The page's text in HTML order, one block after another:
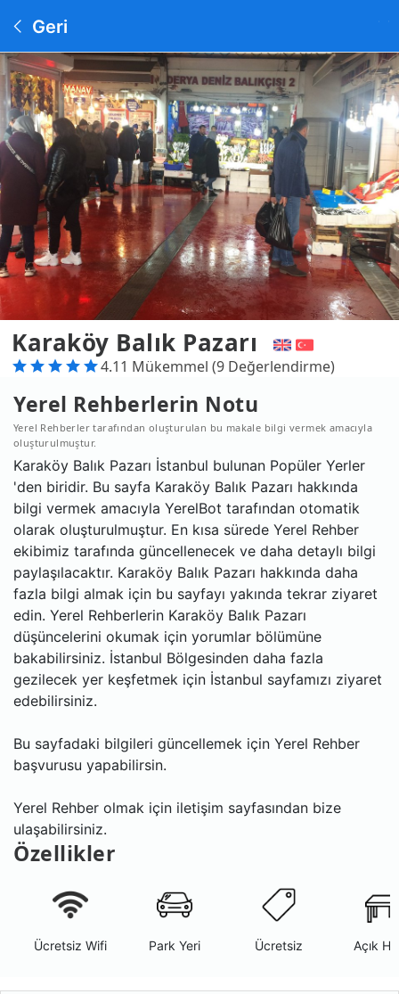
Geri
Karaköy Balık Pazarı
4.11 Mükemmel (9 Değerlendirme)
Yerel Rehberlerin Notu
Yerel Rehberler tarafından oluşturulan bu makale bilgi vermek amacıyla
oluşturulmuştur.
Karaköy Balık Pazarı İstanbul bulunan Popüler Yerler
'den biridir. Bu sayfa Karaköy Balık Pazarı hakkında
bilgi vermek amacıyla YerelBot tarafından otomatik
olarak oluşturulmuştur. En kısa sürede Yerel Rehber
ekibimiz tarafında güncellenecek ve daha detaylı bilgi
paylaşılacaktır. Karaköy Balık Pazarı hakkında daha
fazla bilgi almak için bu sayfayı yakında tekrar ziyaret
edin. Yerel Rehberlerin Karaköy Balık Pazarı
düşüncelerini okumak için yorumlar bölümüne
bakabilirsiniz. İstanbul Bölgesinden daha fazla
gezilecek yer keşfetmek için İstanbul sayfamızı ziyaret
edebilirsiniz.
Bu sayfadaki bilgileri güncellemek için Yerel Rehber
başvurusu yapabilirsin.
Yerel Rehber olmak için iletişim sayfasından bize
ulaşabilirsiniz.
Özellikler
Ücretsiz Wifi Park Yeri Ücretsiz Açık